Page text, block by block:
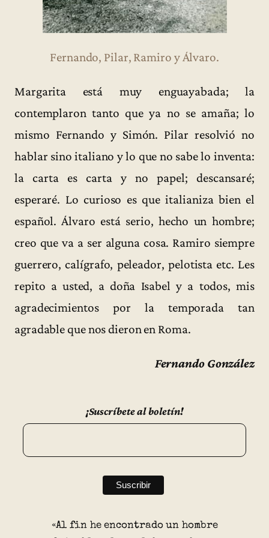
Fernando, Pilar, Ramiro y Álvaro.
Margarita está muy enguayabada; la
contemplaron tanto que ya no se amaña; lo
mismo Fernando y Simón. Pilar resolvió no
hablar sino italiano y lo que no sabe lo inventa:
la carta es carta y no papel; descansaré;
esperaré. Lo curioso es que italianiza bien el
español. Álvaro está serio, hecho un hombre;
creo que va a ser alguna cosa. Ramiro siempre
guerrero, calígrafo, peleador, pelotista etc. Les
repito a usted, a doña Isabel y a todos, mis
agradecimientos por la temporada tan
agradable que nos dieron en Roma.
Fernando González
¡Suscríbete al boletín!
«Al fin he encontrado un hombre